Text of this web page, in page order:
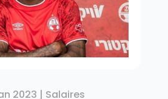
2023 | Salaires